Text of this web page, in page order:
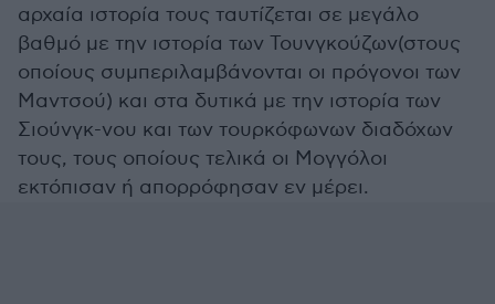
αρχαία ιστορία τους ταυτίζεται σε μεγάλο
βαθμό με την ιστορία των Τουνγκούζων(στους
οποίους συμπεριλαμβάνονται οι πρόγονοι των
Μαντσού) και στα δυτικά με την ιστορία των
Σιούνγκ-νου και των τουρκόφωνων διαδόχων
τους, τους οποίους τελικά οι Μογγόλοι
εκτόπισαν ή απορρόφησαν εν μέρει.